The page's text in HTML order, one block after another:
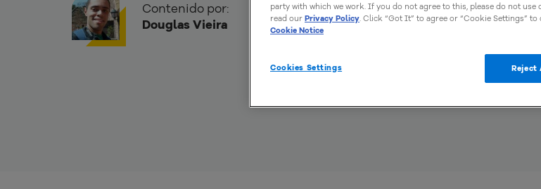
Contenido por:
Douglas Vieira
party with which we work. If you do not agree to this, please do not use
read our Privacy Policy. Click “Got It” to agree or “Cookie Settings” to
Cookie Notice
Cookies Settings Reject